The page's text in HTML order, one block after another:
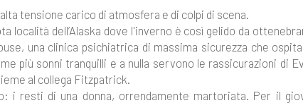
tensione carico di atmosfera e di colpi di scena.
località dell’Alaska dove l'inverno è così gelido da
una clinica psichiatrica di massima sicurezza che
più sonni tranquilli e a nulla servono le rassicurazioni di
al collega Fitzpatrick.
i resti di una donna, orrendamente martoriata. Per il